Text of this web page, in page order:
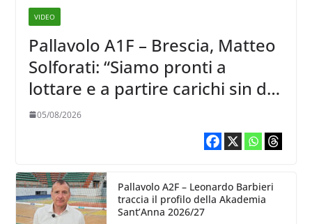
VIDEO
Pallavolo A1F – Brescia, Matteo
Solforati: “Siamo pronti a
lottare e a partire carichi sin dal
primo giorno”
05/08/2026
Pallavolo A2F – Leonardo Barbieri
traccia il profilo della Akademia
Sant’Anna 2026/27